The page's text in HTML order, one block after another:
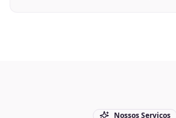
Nossos Serviços